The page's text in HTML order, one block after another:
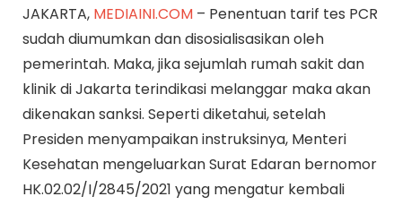
JAKARTA, MEDIAINI.COM – Penentuan tarif tes PCR
sudah diumumkan dan disosialisasikan oleh
pemerintah. Maka, jika sejumlah rumah sakit dan
klinik di Jakarta terindikasi melanggar maka akan
dikenakan sanksi. Seperti diketahui, setelah
Presiden menyampaikan instruksinya, Menteri
Kesehatan mengeluarkan Surat Edaran bernomor
HK.02.02/I/2845/2021 yang mengatur kembali